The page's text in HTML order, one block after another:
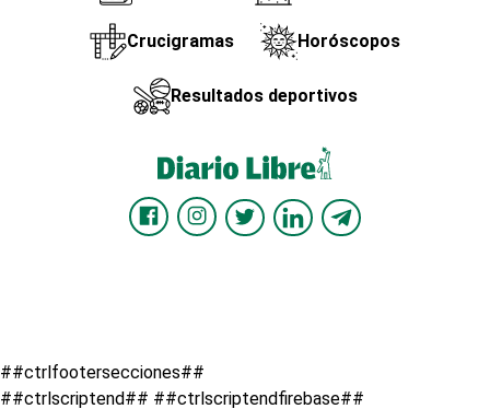
Crucigramas Horóscopos
Resultados deportivos
##ctrlfootersecciones##
##ctrlscriptend## ##ctrlscriptendfirebase##